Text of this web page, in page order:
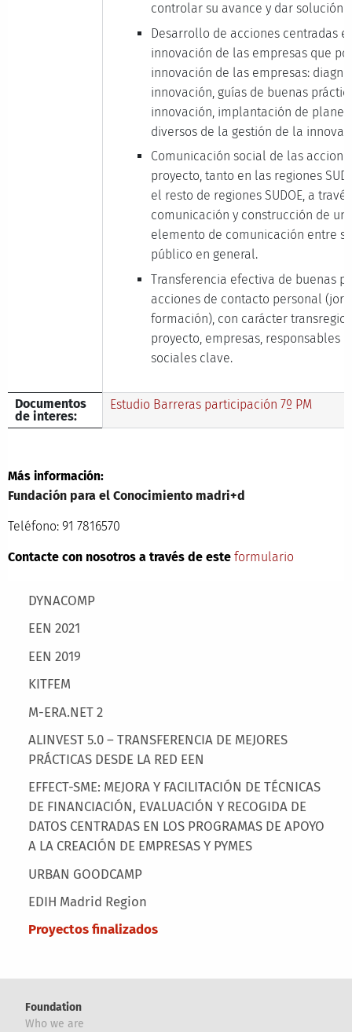
Main menu
DYNACOMP
EEN 2021
EEN 2019
KITFEM
M-ERA.NET 2
ALINVEST 5.0 – TRANSFERENCIA DE MEJORES
PRÁCTICAS DESDE LA RED EEN
EFFECT-SME: MEJORA Y FACILITACIÓN DE TÉCNICAS
DE FINANCIACIÓN, EVALUACIÓN Y RECOGIDA DE
DATOS CENTRADAS EN LOS PROGRAMAS DE APOYO
A LA CREACIÓN DE EMPRESAS Y PYMES
URBAN GOODCAMP
EDIH Madrid Region
Proyectos finalizados
controlar su avance y dar solución
Desarrollo de acciones centradas
innovación de las empresas que
innovación de las empresas:
innovación, guías de buenas
innovación, implantación de
diversos de la gestión de la
Comunicación social de las
proyecto, tanto en las regiones
el resto de regiones SUDOE, a
comunicación y construcción de
elemento de comunicación entre
público en general.
Transferencia efectiva de buenas
acciones de contacto personal
formación), con carácter
proyecto, empresas, responsables
sociales clave.
Documentos
de interes:
Estudio Barreras participación 7º PM
Más información:
Fundación para el Conocimiento madri+d
Teléfono: 91 7816570
Contacte con nosotros a través de este formulario
Foundation
Who we are